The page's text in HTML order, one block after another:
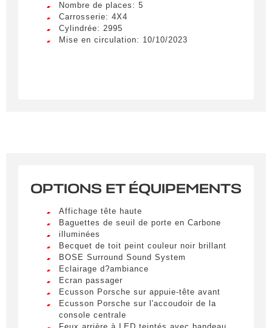
Remplissez le formulaire ci-dessous pour recevoir
une notification par e-mail dès qu’un véhicule
correspondant à vos critères sera disponible.
Civilité *
M.LIVRAISON PARTOUT EN
Nombre de places: 5
Carrosserie: 4X4
Cylindrée: 2995
Mise en circulation: 10/10/2023
OPTIONS ET ÉQUIPEMENTS
Affichage tête haute
Baguettes de seuil de porte en Carbone
illuminées
Becquet de toit peint couleur noir brillant
BOSE Surround Sound System
Eclairage d?ambiance
Ecran passager
Ecusson Porsche sur appuie-tête avant
Ecusson Porsche sur l'accoudoir de la
console centrale